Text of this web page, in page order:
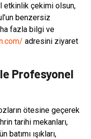
etkinlik çekimi olsun,
benzersiz
fazla bilgi ve
adresini ziyaret
Profesyonel
ötesine geçerek
tarihi mekanları,
ışıkları,